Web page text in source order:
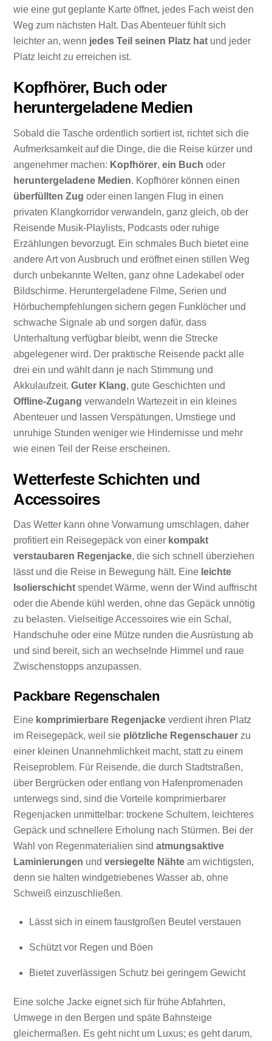
wie eine gut geplante Karte öffnet, jedes Fach weist den
Weg zum nächsten Halt. Das Abenteuer fühlt sich
leichter an, wenn jedes Teil seinen Platz hat und jeder
Platz leicht zu erreichen ist.
Kopfhörer, Buch oder
heruntergeladene Medien
Sobald die Tasche ordentlich sortiert ist, richtet sich die
Aufmerksamkeit auf die Dinge, die die Reise kürzer und
angenehmer machen: Kopfhörer,ein Buch oder
heruntergeladene Medien. Kopfhörer können einen
überfüllten Zug oder einen langen Flug in einen
privaten Klangkorridor verwandeln, ganz gleich, ob der
Reisende Musik-Playlists, Podcasts oder ruhige
Erzählungen bevorzugt. Ein schmales Buch bietet eine
andere Art von Ausbruch und eröffnet einen stillen Weg
durch unbekannte Welten, ganz ohne Ladekabel oder
Bildschirme. Heruntergeladene Filme, Serien und
Hörbuchempfehlungen sichern gegen Funklöcher und
schwache Signale ab und sorgen dafür, dass
Unterhaltung verfügbar bleibt, wenn die Strecke
abgelegener wird. Der praktische Reisende packt alle
drei ein und wählt dann je nach Stimmung und
Akkulaufzeit.Guter Klang, gute Geschichten und
Offline-Zugang verwandeln Wartezeit in ein kleines
Abenteuer und lassen Verspätungen, Umstiege und
unruhige Stunden weniger wie Hindernisse und mehr
wie einen Teil der Reise erscheinen.
Wetterfeste Schichten und
Accessoires
Das Wetter kann ohne Vorwarnung umschlagen, daher
profitiert ein Reisegepäck von einer kompakt
verstaubaren Regenjacke, die sich schnell überziehen
lässt und die Reise in Bewegung hält. Eine leichte
Isolierschicht spendet Wärme, wenn der Wind auffrischt
oder die Abende kühl werden, ohne das Gepäck unnötig
zu belasten. Vielseitige Accessoires wie ein Schal,
Handschuhe oder eine Mütze runden die Ausrüstung ab
und sind bereit, sich an wechselnde Himmel und raue
Zwischenstopps anzupassen.
Packbare Regenschalen
Eine komprimierbare Regenjacke verdient ihren Platz
im Reisegepäck, weil sie plötzliche Regenschauer zu
einer kleinen Unannehmlichkeit macht, statt zu einem
Reiseproblem. Für Reisende, die durch Stadtstraßen,
über Bergrücken oder entlang von Hafenpromenaden
unterwegs sind, sind die Vorteile komprimierbarer
Regenjacken unmittelbar: trockene Schultern, leichteres
Gepäck und schnellere Erholung nach Stürmen. Bei der
Wahl von Regenmaterialien sindatmungsaktive
Laminierungen undversiegelte Nähte am wichtigsten,
denn sie halten windgetriebenes Wasser ab, ohne
Schweiß einzuschließen.
Lässt sich in einem faustgroßen Beutel verstauen
Schützt vor Regen und Böen
Bietet zuverlässigen Schutz bei geringem Gewicht
Eine solche Jacke eignet sich für frühe Abfahrten,
Umwege in den Bergen und späte Bahnsteige
gleichermaßen. Es geht nicht um Luxus; es geht darum,